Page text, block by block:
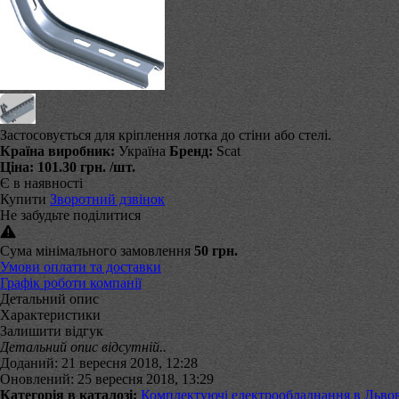
Застосовується для кріплення лотка до стіни або стелі.
Країна виробник: Україна Бренд: Scat
Ціна: 101.30 грн. /шт.
Є в наявності
Купити Зворотний дзвінок
Не забудьте поділитися
Сума мінімального замовлення 50 грн.
Умови оплати та доставки
Графік роботи компанії
Детальний опис
Характеристики
Залишити відгук
Детальний опис відсутній..
Доданий: 21 вересня 2018, 12:28
Оновлений: 25 вересня 2018, 13:29
Категорія в каталозі: Комплектуючі електрообладнання в